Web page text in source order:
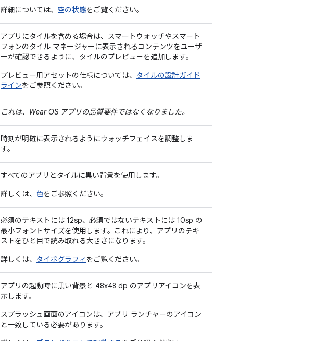
詳細については、 空の状態をご覧ください。
アプリにタイルを含める場合は、スマートウォッチやスマート
フォンのタイル マネージャーに表示されるコンテンツをユーザ
ーが確認できるように、タイルのプレビューを追加します。
プレビュー用アセットの仕様については、 タイルの設計ガイド
ラインをご参照ください。
これは、Wear OS アプリの品質要件ではなくなりました。
時刻が明確に表示されるようにウォッチフェイスを調整しま
す。
すべてのアプリとタイルに黒い背景を使用します。
詳しくは、 色をご参照ください。
必須のテキストには 12sp、必須ではないテキストには 10sp の
最小フォントサイズを使用します。これにより、アプリのテキ
ストをひと目で読み取れる大きさになります。
詳しくは、 タイポグラフィ をご覧ください。
アプリの起動時に黒い背景と 48x48 dp のアプリアイコンを表
示します。
スプラッシュ画面のアイコンは、アプリ ランチャーのアイコン
と一致している必要があります。